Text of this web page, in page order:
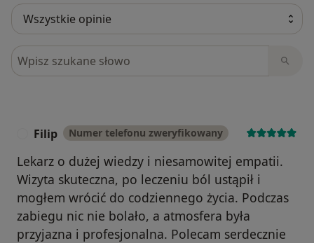
Szukaj w opiniach
Filip Numer telefonu zweryfikowany
Lekarz o dużej wiedzy i niesamowitej empatii.
Wizyta skuteczna, po leczeniu ból ustąpił i
mogłem wrócić do codziennego życia. Podczas
zabiegu nic nie bolało, a atmosfera była
przyjazna i profesjonalna. Polecam serdecznie